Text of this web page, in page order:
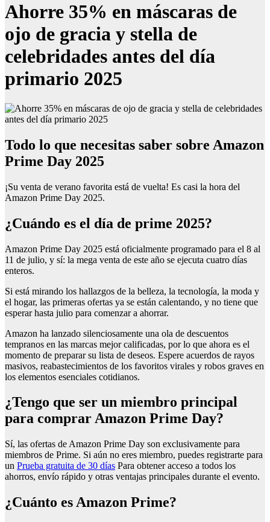
Ahorre 35% en máscaras de
ojo de gracia y stella de
celebridades antes del día
primario 2025
Todo lo que necesitas saber sobre Amazon
Prime Day 2025
¡Su venta de verano favorita está de vuelta! Es casi la hora del
Amazon Prime Day 2025.
¿Cuándo es el día de prime 2025?
Amazon Prime Day 2025 está oficialmente programado para el 8 al
11 de julio, y sí: la mega venta de este año se ejecuta cuatro días
enteros.
Si está mirando los hallazgos de la belleza, la tecnología, la moda y
el hogar, las primeras ofertas ya se están calentando, y no tiene que
esperar hasta julio para comenzar a ahorrar.
Amazon ha lanzado silenciosamente una ola de descuentos
tempranos en las marcas mejor calificadas, por lo que ahora es el
momento de preparar su lista de deseos. Espere acuerdos de rayos
masivos, reabastecimientos de los favoritos virales y robos graves en
los elementos esenciales cotidianos.
¿Tengo que ser un miembro principal
para comprar Amazon Prime Day?
Sí, las ofertas de Amazon Prime Day son exclusivamente para
miembros de Prime. Si aún no eres miembro, puedes registrarte para
un Prueba gratuita de 30 días Para obtener acceso a todos los
ahorros, envío rápido y otras ventajas principales durante el evento.
¿Cuánto es Amazon Prime?